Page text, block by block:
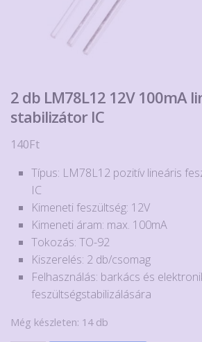
2 db LM78L12 12V 100mA
stabilizátor IC
140Ft
Típus: LM78L12 pozitív lineáris
IC
Kimeneti feszültség: 12V
Kimeneti áram: max. 100mA
Tokozás: TO-92
Kiszerelés: 2 db/csomag
Felhasználás: barkács és
feszültségstabilizálására
Még készleten: 14 db